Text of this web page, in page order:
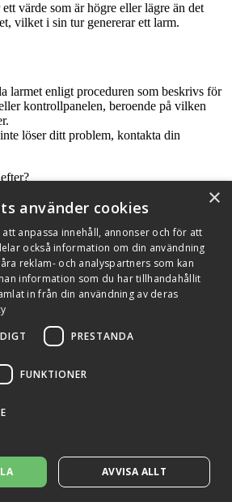
värde som är högre eller lägre än det
vilket i sin tur genererar ett larm.
larmet enligt proceduren som beskrivs för
kontrollpanelen, beroende på vilken
löser ditt problem, kontakta din
41 Töcksfors
support Sök återförsäljare
förbehållna
×
använder cookies
anpassa innehåll, annonser och för att
också information om din användning
reklam- och analyspartners som kan
information som du har tillhandahållit
in från din användning av deras
PRESTANDA
FUNKTIONER
AVVISA ALLT